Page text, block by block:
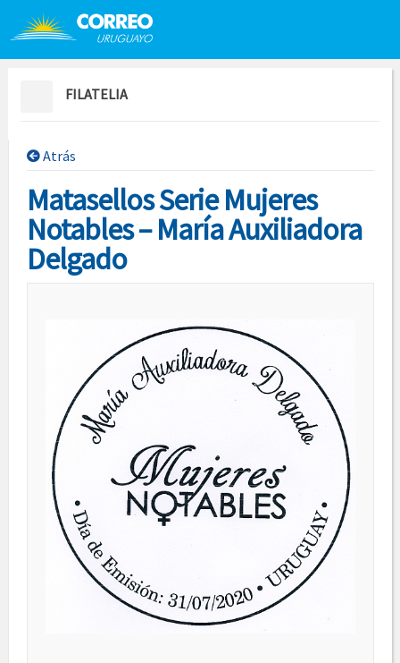
Saltar al contenido
FILATELIA
Atrás
Matasellos Serie Mujeres
Notables – María Auxiliadora
Delgado